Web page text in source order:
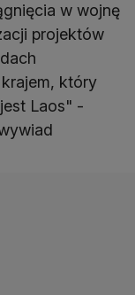
w wojnę
projektów
który
Laos" -